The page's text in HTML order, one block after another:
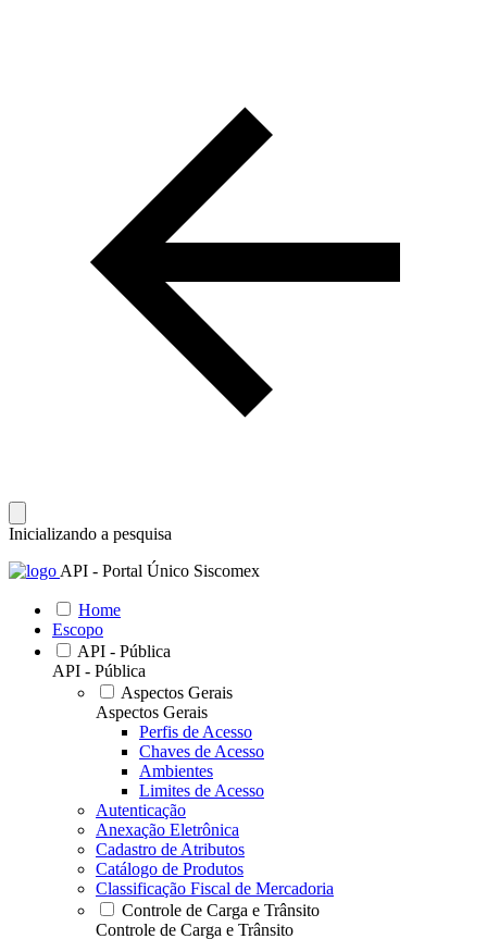
Inicializando a pesquisa
API - Portal Único Siscomex
Home
Escopo
API - Pública
API - Pública
Aspectos Gerais
Aspectos Gerais
Perfis de Acesso
Chaves de Acesso
Ambientes
Limites de Acesso
Autenticação
Anexação Eletrônica
Cadastro de Atributos
Catálogo de Produtos
Classificação Fiscal de Mercadoria
Controle de Carga e Trânsito
Controle de Carga e Trânsito